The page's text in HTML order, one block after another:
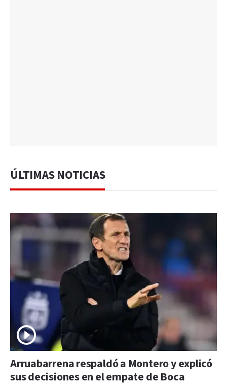
ÚLTIMAS NOTICIAS
Arruabarrena respaldó a Montero y explicó
sus decisiones en el empate de Boca